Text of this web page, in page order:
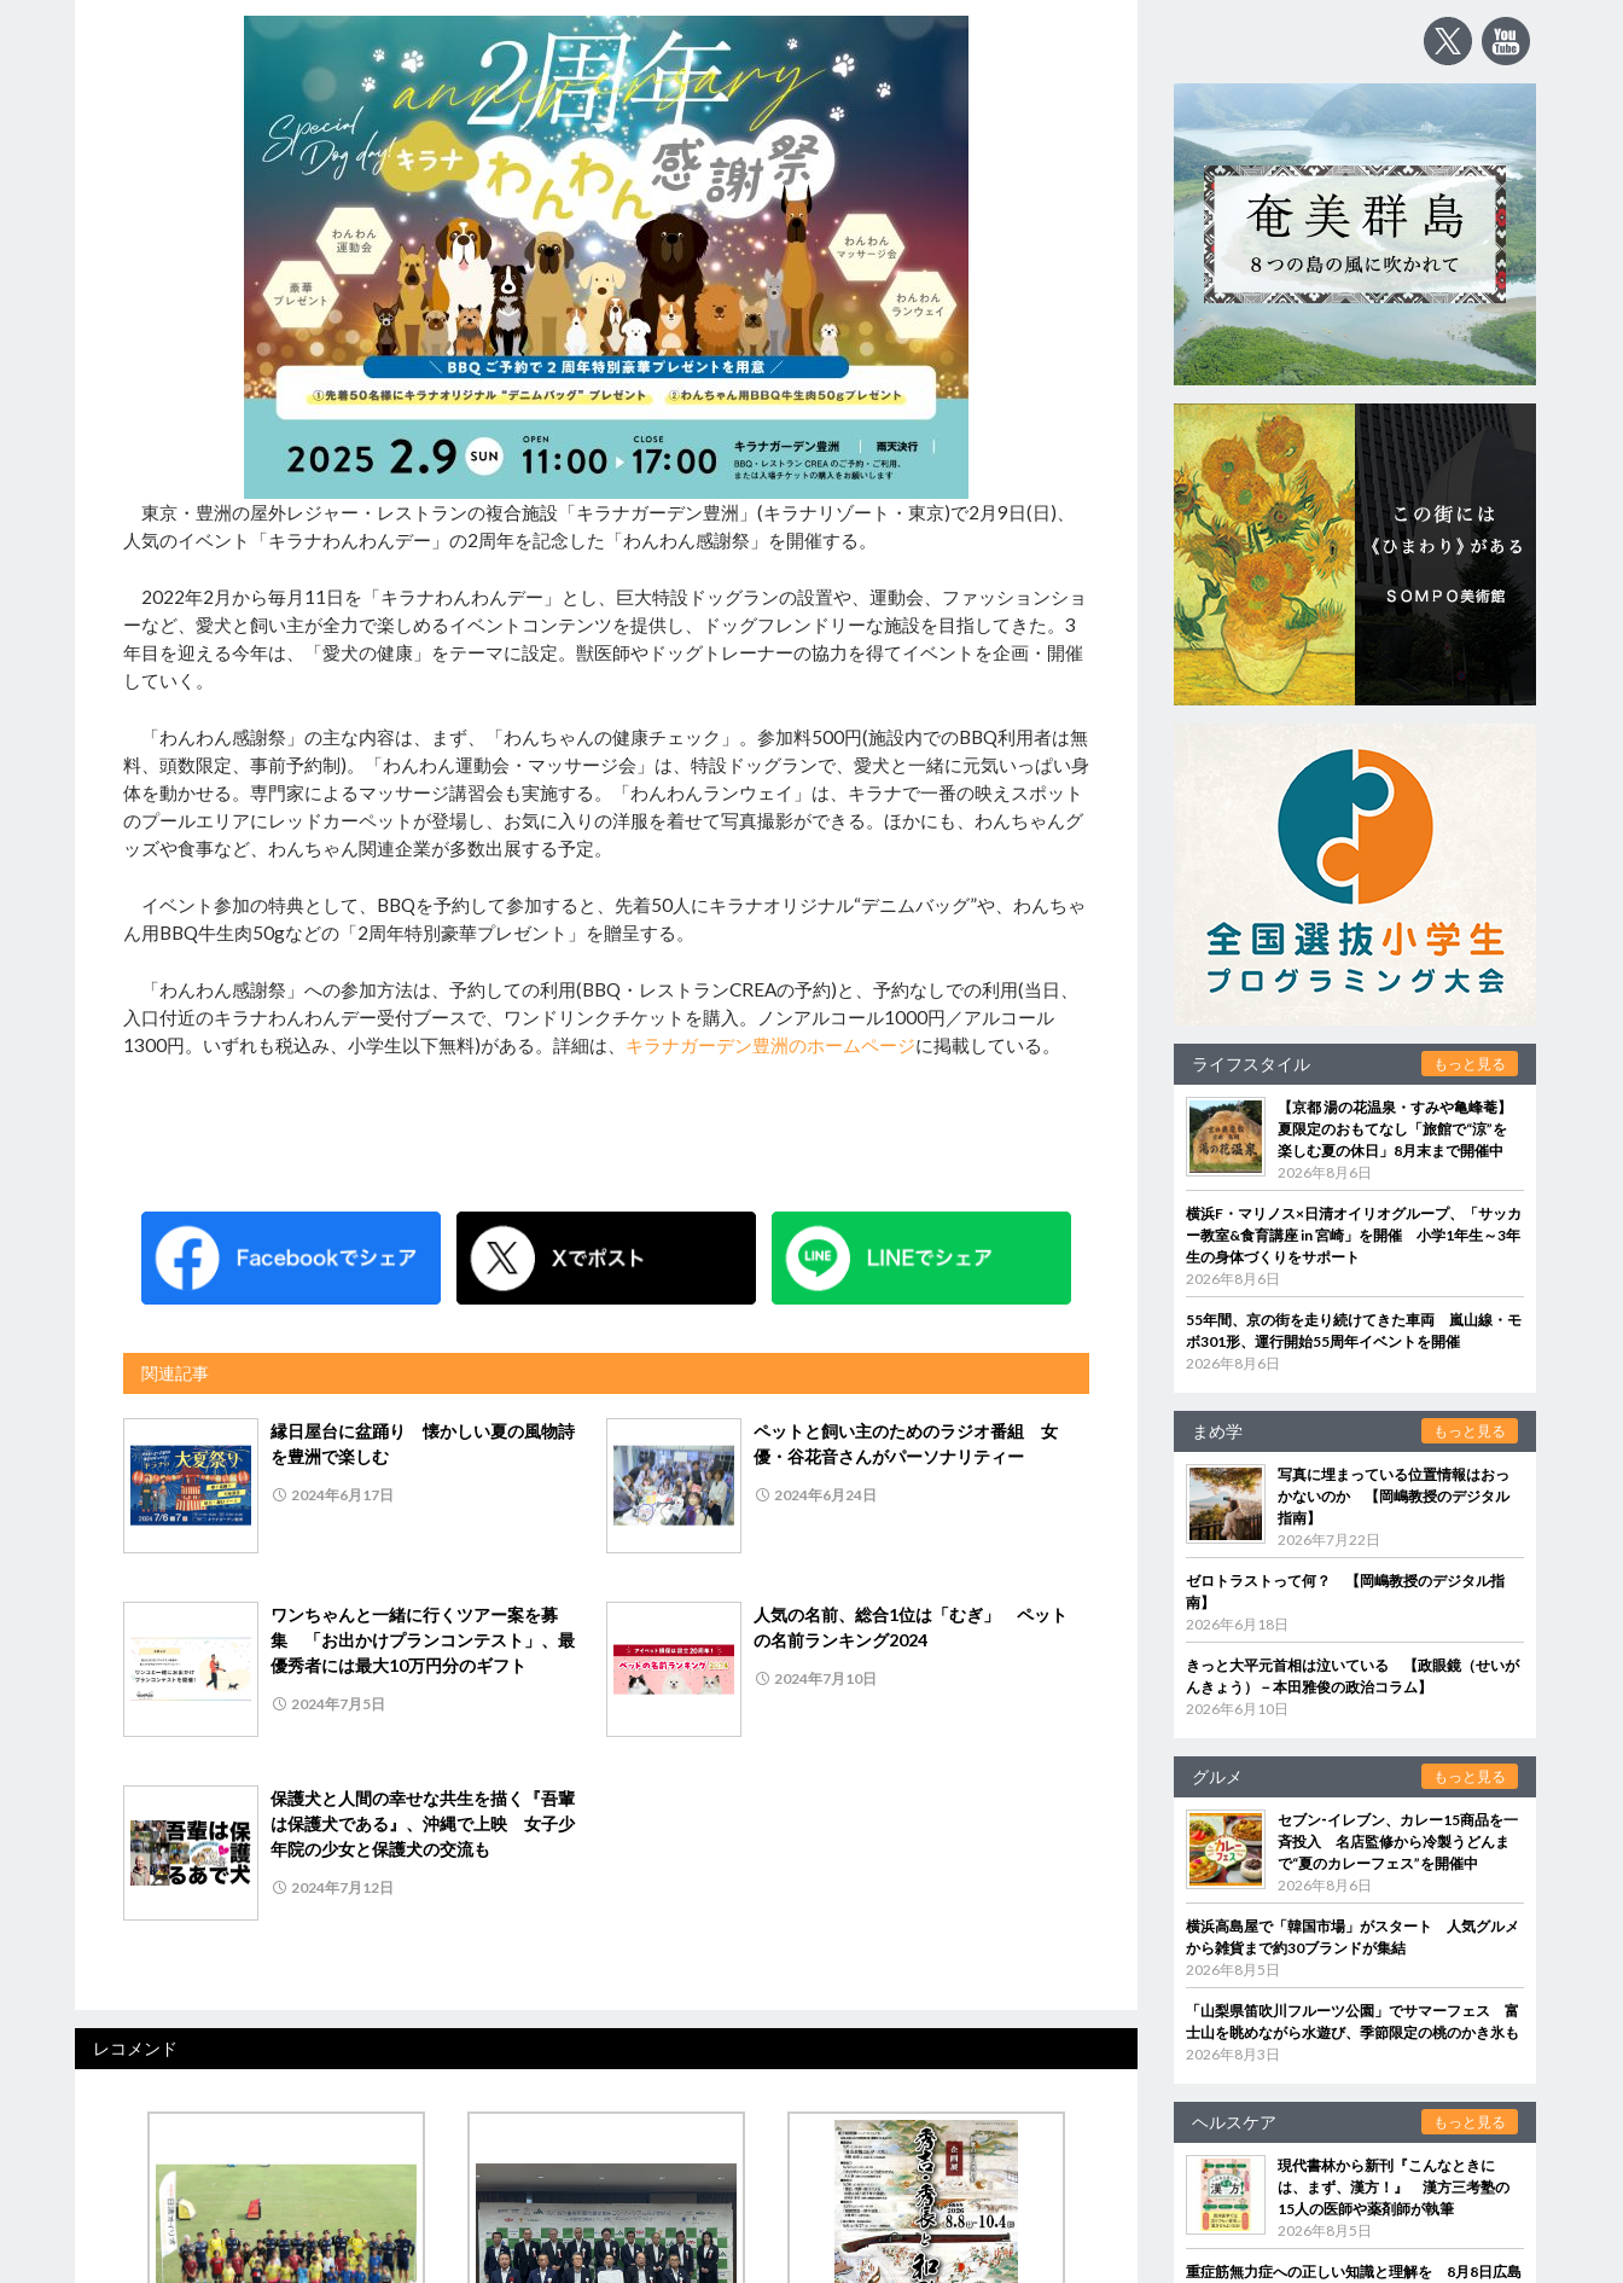
東京・豊洲の屋外レジャー・レストランの複合施設「キラナガーデン豊洲」(キラナリゾート・東京)で2月9日(日)、
人気のイベント「キラナわんわんデー」の2周年を記念した「わんわん感謝祭」を開催する。
2022年2月から毎月11日を「キラナわんわんデー」とし、巨大特設ドッグランの設置や、運動会、ファッションショ
ーなど、愛犬と飼い主が全力で楽しめるイベントコンテンツを提供し、ドッグフレンドリーな施設を目指してきた。3
年目を迎える今年は、「愛犬の健康」をテーマに設定。獣医師やドッグトレーナーの協力を得てイベントを企画・開催
していく。
「わんわん感謝祭」の主な内容は、まず、「わんちゃんの健康チェック」。参加料500円(施設内でのBBQ利用者は無
料、頭数限定、事前予約制)。「わんわん運動会・マッサージ会」は、特設ドッグランで、愛犬と一緒に元気いっぱい身
体を動かせる。専門家によるマッサージ講習会も実施する。「わんわんランウェイ」は、キラナで一番の映えスポット
のプールエリアにレッドカーペットが登場し、お気に入りの洋服を着せて写真撮影ができる。ほかにも、わんちゃんグ
ッズや食事など、わんちゃん関連企業が多数出展する予定。
イベント参加の特典として、BBQを予約して参加すると、先着50人にキラナオリジナル“デニムバッグ”や、わんちゃ
ん用BBQ牛生肉50gなどの「2周年特別豪華プレゼント」を贈呈する。
「わんわん感謝祭」への参加方法は、予約しての利用(BBQ・レストランCREAの予約)と、予約なしでの利用(当日、
入口付近のキラナわんわんデー受付ブースで、ワンドリンクチケットを購入。ノンアルコール1000円／アルコール
1300円。いずれも税込み、小学生以下無料)がある。詳細は、 キラナガーデン豊洲のホームページに掲載している。
関連記事
縁日屋台に盆踊り 懐かしい夏の風物詩
を豊洲で楽しむ
2024年6月17日
ペットと飼い主のためのラジオ番組 女
優・谷花音さんがパーソナリティー
2024年6月24日
ワンちゃんと一緒に行くツアー案を募
集 「お出かけプランコンテスト」、最
優秀者には最大10万円分のギフト
2024年7月5日
人気の名前、総合1位は「むぎ」 ペット
の名前ランキング2024
2024年7月10日
保護犬と人間の幸せな共生を描く『吾輩
は保護犬である』、沖縄で上映 女子少
年院の少女と保護犬の交流も
2024年7月12日
レコメンド
ライフスタイル もっと見る
【京都 湯の花温泉・すみや亀峰菴】
夏限定のおもてなし「旅館で“涼”を
楽しむ夏の休日」8月末まで開催中
2026年8月6日
横浜F・マリノス×日清オイリオグループ、「サッカ
ー教室&食育講座 in 宮崎」を開催 小学1年生～3年
生の身体づくりをサポート
2026年8月6日
55年間、京の街を走り続けてきた車両 嵐山線・モ
ボ301形、運行開始55周年イベントを開催
2026年8月6日
まめ学 もっと見る
写真に埋まっている位置情報はおっ
かないのか 【岡嶋教授のデジタル
指南】
2026年7月22日
ゼロトラストって何？ 【岡嶋教授のデジタル指
南】
2026年6月18日
きっと大平元首相は泣いている 【政眼鏡（せいが
んきょう）－本田雅俊の政治コラム】
2026年6月10日
グルメ もっと見る
セブン‐イレブン、カレー15商品を一
斉投入 名店監修から冷製うどんま
で“夏のカレーフェス”を開催中
2026年8月6日
横浜高島屋で「韓国市場」がスタート 人気グルメ
から雑貨まで約30ブランドが集結
2026年8月5日
「山梨県笛吹川フルーツ公園」でサマーフェス 富
士山を眺めながら水遊び、季節限定の桃のかき氷も
2026年8月3日
ヘルスケア もっと見る
現代書林から新刊『こんなときに
は、まず、漢方！』 漢方三考塾の
15人の医師や薬剤師が執筆
2026年8月5日
重症筋無力症への正しい知識と理解を 8月8日広島